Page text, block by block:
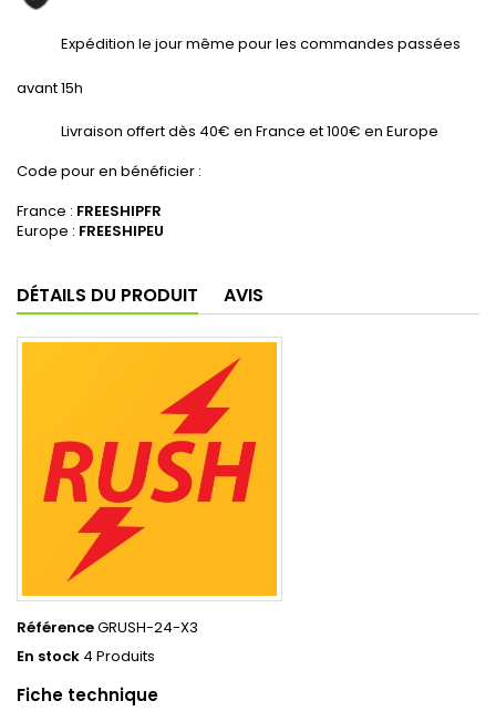
Expédition le jour même pour les commandes passées
avant 15h
Livraison offert dès 40€ en France et 100€ en Europe
Code pour en bénéficier :
France : FREESHIPFR
Europe : FREESHIPEU
DÉTAILS DU PRODUIT AVIS
RéférenceGRUSH-24-X3
En stock 4 Produits
Fiche technique